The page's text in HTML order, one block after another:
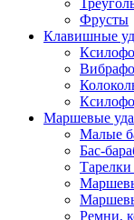
Фрусты
Клавишные
Маршевые
Малые
Бас-
Ремни,